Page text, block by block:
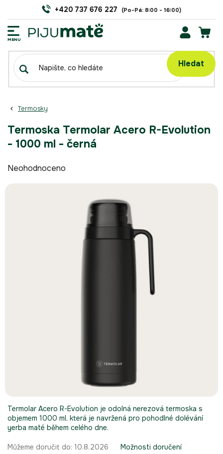
Hledat
+420 737 676 227
Termosky
Termoska Termolar Acero R-Evolution
- 1000 ml - černá
hodnocení
Neohodnoceno
Můžeme doručit do: 10.8.2026 Možnosti doručení
Termolar Acero R-Evolution je odolná nerezová termoska s
objemem 1000 ml, která je navržená pro pohodlné dolévání
yerba maté během celého dne.